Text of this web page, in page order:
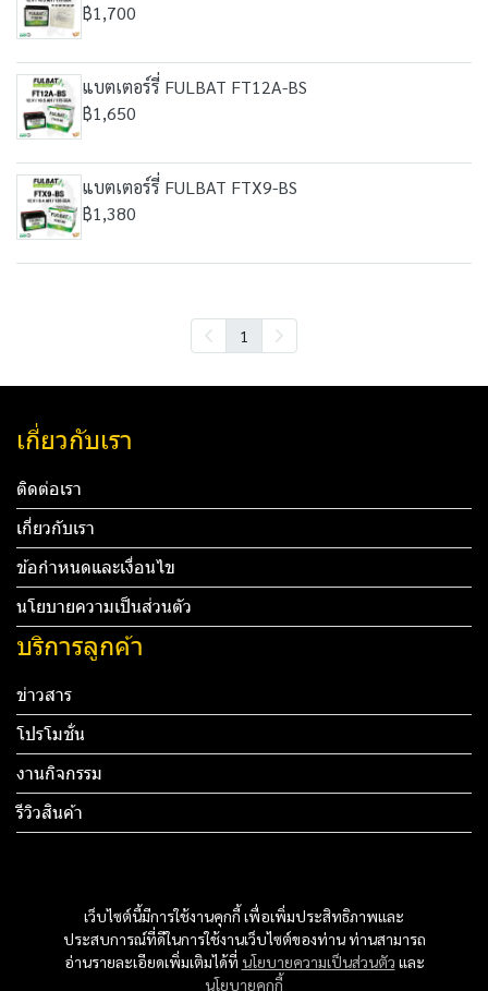
฿1,700
แบตเตอร์รี่ FULBAT FT12A-BS
฿1,650
แบตเตอร์รี่ FULBAT FTX9-BS
฿1,380
1
เว็บไซต์นี้มีการใช้งานคุกกี้ เพื่อเพิ่มประสิทธิภาพและ
ประสบการณ์ที่ดีในการใช้งานเว็บไซต์ของท่าน ท่านสามารถ
อ่านรายละเอียดเพิ่มเติมได้ที่ นโยบายความเป็นส่วนตัว และ
นโยบายคุกกี้
เกี่ยวกับเรา
ติดต่อเรา
เกี่ยวกับเรา
ข้อกำหนดและเงื่อนไข
นโยบายความเป็นส่วนตัว
บริการลูกค้า
ข่าวสาร
โปรโมชั่น
งานกิจกรรม
รีวิวสินค้า
ทดสอบ 4